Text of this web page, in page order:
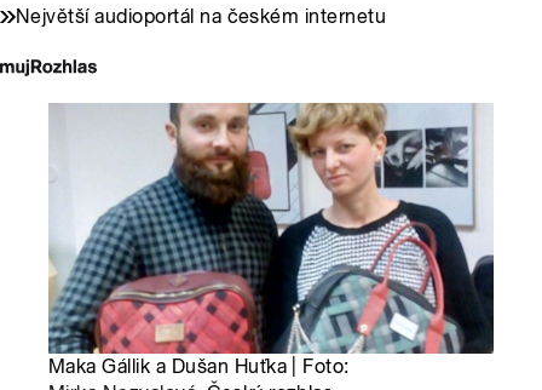
Největší audioportál na českém internetu
Maka Gállik a Dušan Huťka | Foto: